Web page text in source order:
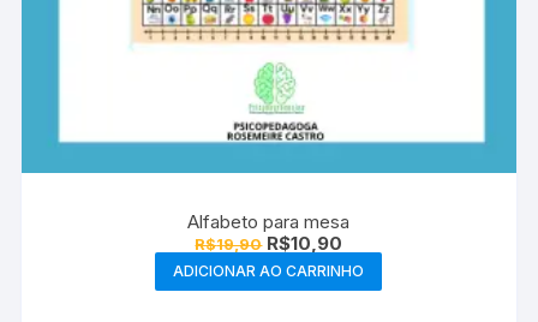
Alfabeto para mesa
R$19,90 O
preço
original
era:
R$10,90
preço
atual
é:
ADICIONAR AO CARRINHO